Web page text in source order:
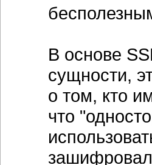
В основе
сущности,
о том, кто
что